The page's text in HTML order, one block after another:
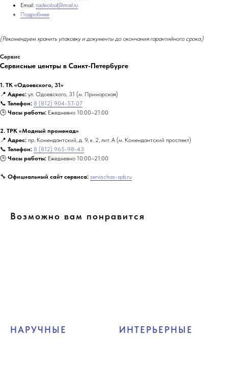
Email: radwolod@mail.ru
Подробнее
(Рекомендуем хранить упаковку и документы до окончания гарантийного срока.)
Сервис
Сервисные центры в Санкт-Петербурге
1. ТК «Одоевского, 31»
📍 Адрес: ул. Одоевского, 31 (м. Приморская)
📞 Телефон: 8 (812) 904-57-07
🕒 Часы работы: Ежедневно 10:00–21:00
2. ТРК «Модный променад»
📍 Адрес: пр. Комендантский, д. 9, к. 2, лит. А (м. Комендантский проспект)
📞 Телефон: 8 (812) 965-98-43
🕒 Часы работы: Ежедневно 10:00–21:00
🔧 Официальный сайт сервиса: servischas-spb.ru
Возможно вам понравится
НАРУЧНЫЕ ИНТЕРЬЕРНЫЕ